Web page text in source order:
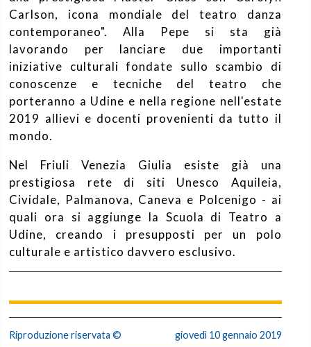
Carlson, icona mondiale del teatro danza
contemporaneo". Alla Pepe si sta già
lavorando per lanciare due importanti
iniziative culturali fondate sullo scambio di
conoscenze e tecniche del teatro che
porteranno a Udine e nella regione nell'estate
2019 allievi e docenti provenienti da tutto il
mondo.
Nel Friuli Venezia Giulia esiste già una
prestigiosa rete di siti Unesco Aquileia,
Cividale, Palmanova, Caneva e Polcenigo - ai
quali ora si aggiunge la Scuola di Teatro a
Udine, creando i presupposti per un polo
culturale e artistico davvero esclusivo.
Riproduzione riservata © giovedì 10 gennaio 2019